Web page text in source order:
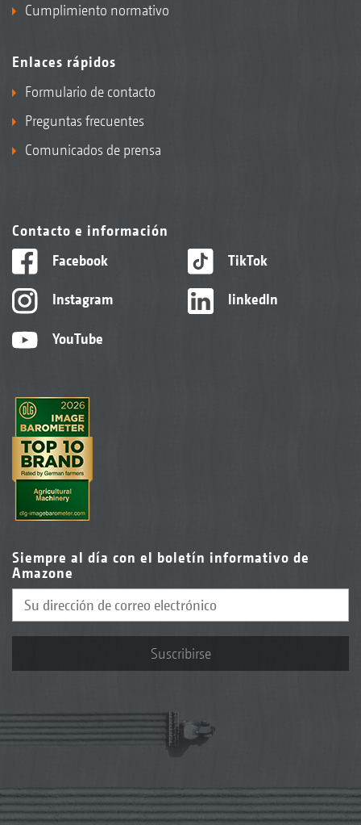
Cumplimiento normativo
Enlaces rápidos
Formulario de contacto
Preguntas frecuentes
Comunicados de prensa
Contacto e información
Facebook
Instagram
YouTube
TikTok
linkedIn
Siempre al día con el boletín informativo de
Amazone
Suscribirse